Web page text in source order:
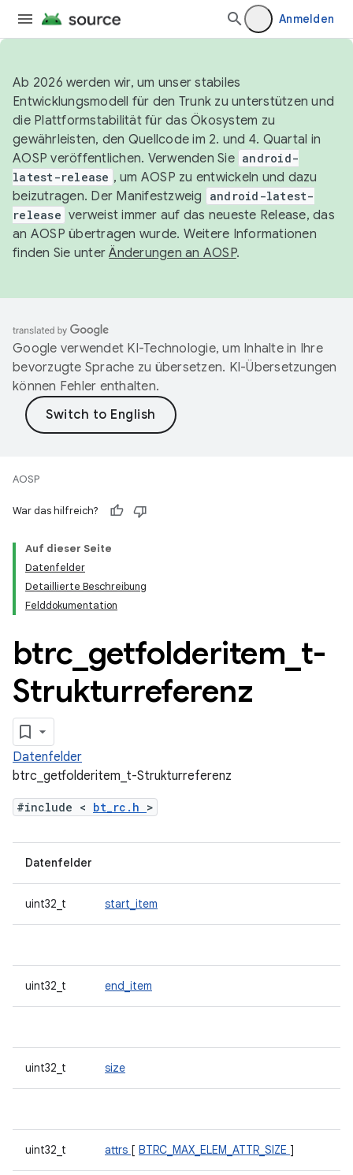
Anmelden
Ab 2026 werden wir, um unser stabiles
Entwicklungsmodell für den Trunk zu unterstützen und
die Plattformstabilität für das Ökosystem zu
gewährleisten, den Quellcode im 2. und 4. Quartal in
AOSP veröffentlichen. Verwenden Sie android-
latest-release , um AOSP zu entwickeln und dazu
beizutragen. Der Manifestzweig
android-latest-
release verweist immer auf das neueste Release, das
an AOSP übertragen wurde. Weitere Informationen
finden Sie unterÄnderungen an AOSP.
Google verwendet KI-Technologie, um Inhalte in Ihre
bevorzugte Sprache zu übersetzen. KI-Übersetzungen
können Fehler enthalten.
AOSP
War das hilfreich?
Auf dieser Seite
Datenfelder
Detaillierte Beschreibung
Felddokumentation
btrc getfolderitem t-
Strukturreferenz
Datenfelder
btrc_getfolderitem_t-Strukturreferenz
#include < bt_rc.h >
Datenfelder
uint32_t start_item
uint32_t end_item
uint32_t size
uint32_t attrs [ BTRC_MAX_ELEM_ATTR_SIZE ]